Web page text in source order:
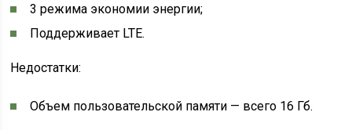
3 режима экономии энергии;
Поддерживает LTE.
Недостатки:
Объем пользовательской памяти — всего 16 Гб.